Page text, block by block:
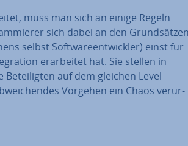
muss man sich an einige Regeln
sich dabei an den
selbst Soft­ware­ent­wick­ler) einst für
er­ar­bei­tet hat. Sie stellen in
Be­tei­lig­ten auf dem gleichen Level
Vorgehen ein Chaos ver­ur­